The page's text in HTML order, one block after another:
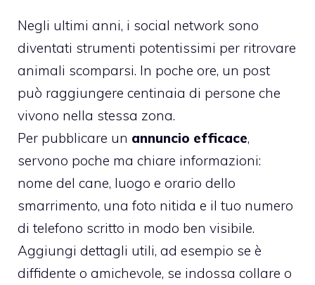
Negli ultimi anni, i social network sono
diventati strumenti potentissimi per ritrovare
animali scomparsi. In poche ore, un post
può raggiungere centinaia di persone che
vivono nella stessa zona.
Per pubblicare un annuncio efficace,
servono poche ma chiare informazioni:
nome del cane, luogo e orario dello
smarrimento, una foto nitida e il tuo numero
di telefono scritto in modo ben visibile.
Aggiungi dettagli utili, ad esempio se è
diffidente o amichevole, se indossa collare o